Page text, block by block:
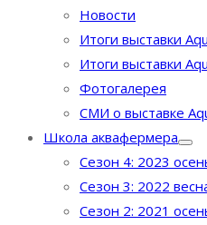
Новости
Итоги выставки
Итоги выставки
Фотогалерея
СМИ о выставке
Школа аквафермера
Сезон 4: 2023
Сезон 3: 2022
Сезон 2: 2021